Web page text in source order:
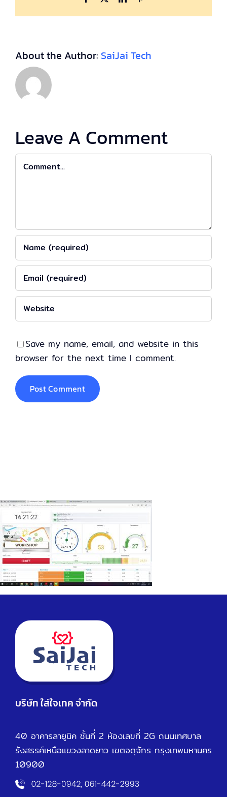
About the Author: SaiJai Tech
Leave A Comment
Comment
Save my name, email, and website in this
browser for the next time I comment.
บริษัท ใส่ใจเทค จำกัด
40 อาคารลายูนิค ชั้นที่ 2 ห้องเลขที่ 2G ถนนเทศบาล
รังสรรค์เหนือแขวงลาดยาว เขตจตุจักร กรุงเทพมหานคร
10900